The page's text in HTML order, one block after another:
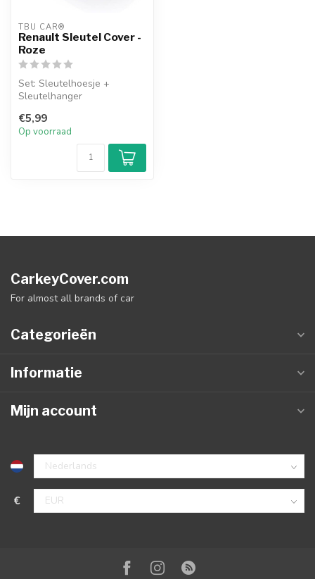
TBU CAR®
Renault Sleutel Cover -
Roze
Set: Sleutelhoesje +
Sleutelhanger
€5,99
Op voorraad
CarkeyCover.com
For almost all brands of car
Categorieën
Informatie
Mijn account
€